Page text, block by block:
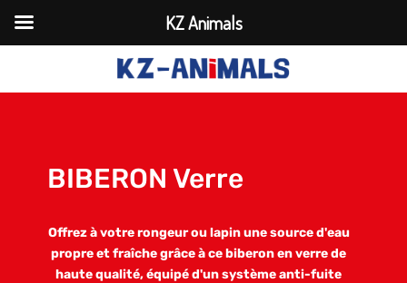
BIBERON Verre
Offrez à votre rongeur ou lapin une source d'eau
propre et fraîche grâce à ce biberon en verre de
haute qualité, équipé d'un système anti-fuite
KZ Animals